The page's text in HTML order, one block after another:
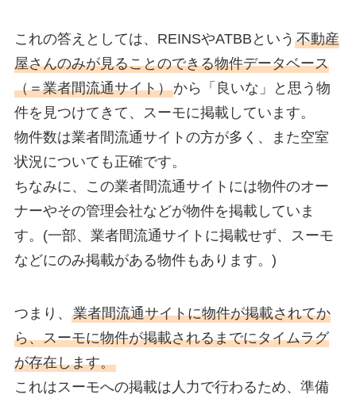
これの答えとしては、REINSやATBBという 不動産
屋さんのみが見ることのできる物件データベース
（＝業者間流通サイト）から「良いな」と思う物
件を見つけてきて、スーモに掲載しています。
物件数は業者間流通サイトの方が多く、また空室
状況についても正確です。
ちなみに、この業者間流通サイトには物件のオー
ナーやその管理会社などが物件を掲載していま
す。(一部、業者間流通サイトに掲載せず、スーモ
などにのみ掲載がある物件もあります。)
つまり、 業者間流通サイトに物件が掲載されてか
ら、スーモに物件が掲載されるまでにタイムラグ
が存在します。
これはスーモへの掲載は人力で行わるため、準備